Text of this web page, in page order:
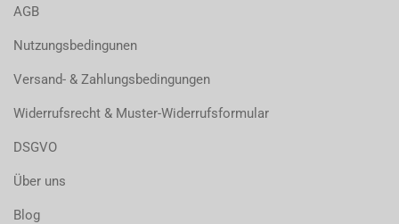
AGB
Nutzungsbedingunen
Versand- & Zahlungsbedingungen
Widerrufsrecht & Muster-Widerrufsformular
DSGVO
Über uns
Blog